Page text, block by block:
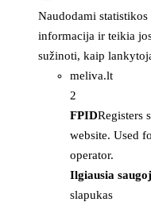
Naudodami
informacija ir teikia
sužinoti, kaip
meliva.lt
2
FPIDRegisters
website. Used
operator.
Ilgiausia
slapukas